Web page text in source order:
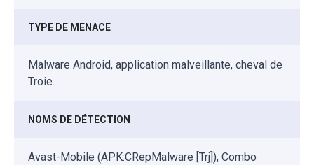
TYPE DE MENACE
Malware Android, application malveillante, cheval de
Troie.
NOMS DE DÉTECTION
Avast-Mobile (APK:CRepMalware [Trj]), Combo